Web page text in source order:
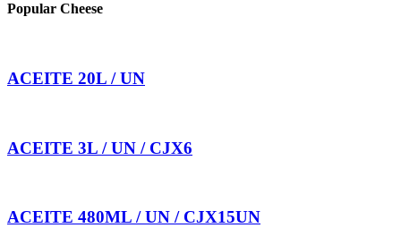
Popular Cheese
ACEITE 20L / UN
ACEITE 3L / UN / CJX6
ACEITE 480ML / UN / CJX15UN